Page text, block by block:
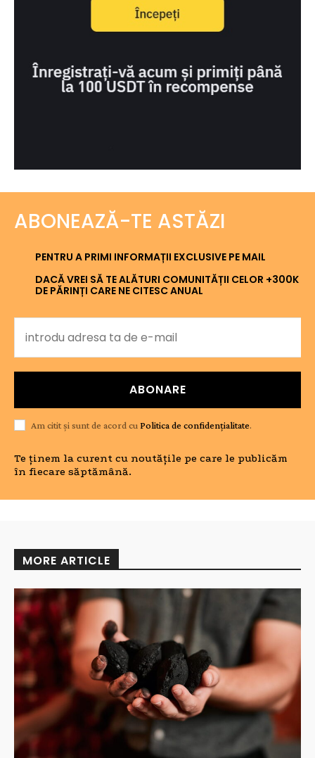
ABONEAZĂ-TE ASTĂZI
PENTRU A PRIMI INFORMAȚII EXCLUSIVE PE MAIL
DACĂ VREI SĂ TE ALĂTURI COMUNITĂȚII CELOR +300K
DE PĂRINȚI CARE NE CITESC ANUAL
ABONARE
Am citit și sunt de acord cu Politica de confidențialitate.
Te ținem la curent cu noutățile pe care le publicăm
în fiecare săptămână.
MORE ARTICLE